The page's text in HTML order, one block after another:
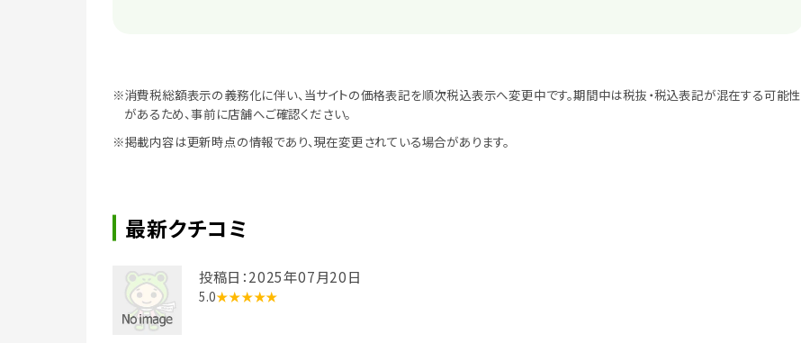
※消費税総額表示の義務化に伴い、当サイトの価格表記を順次税込表示へ変更中です。期間中は税抜・税込表記が混在する可能性
があるため、事前に店舗へご確認ください。
※掲載内容は更新時点の情報であり、現在変更されている場合があります。
最新クチコミ
投稿日：2025年07月20日
5.0★★★★★